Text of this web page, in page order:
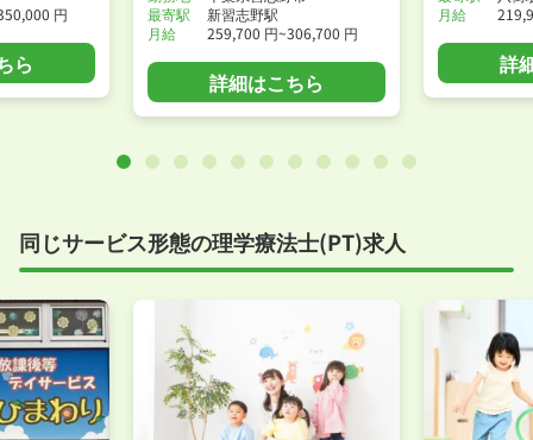
円
ら
最寄駅
新習志野駅
月給
259,700 円~306,700 円
詳細はこちら
月給
詳
同じサービス形態の理学療法士(PT)求人